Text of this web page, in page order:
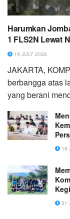
Harumkan
1 FLS2N Lewat
19 JULY 2026
JAKARTA,
berbangga atas
yang berani
18
31